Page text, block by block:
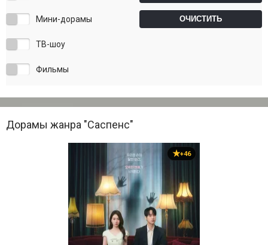
Мини-дорамы
ТВ-шоу
Фильмы
Дорамы жанра "Саспенс"
+46